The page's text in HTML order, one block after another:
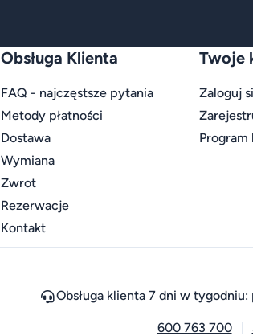
Obsługa Klienta
FAQ - najczęstsze pytania
Metody płatności
Dostawa
Wymiana
Zwrot
Rezerwacje
Kontakt
Twoje
Zaloguj
Obsługa klienta 7 dni w
600 763 700